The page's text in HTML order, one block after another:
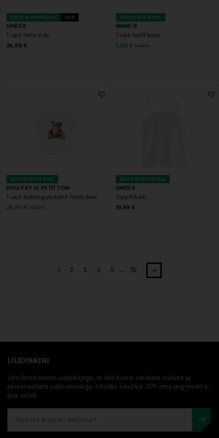
EELIS KUPONGIGA UUS
LINDEX
T-särk Hello Kitty
Original Price
24,99 €
SOODUSTUS 61%
NAME IT
T-särk NmfFentaz
Discounted Price
5,90 € Original Price
14,99 €
SOODUSTUS 40%
DOLLY BY LE PETIT TOM
T-särk Bubblegum And A Teddy Bear
Discounted Price
29,90 € Original Price
49,90 €
EELIS KUPONGIGA
LINDEX
Topp Pitsäär
Original Price
19,99 €
1 2 3 4 5 ... 15
UUDISKIRI
Liitu Stockmanni uudiskirjaga, et olla kursis värskete uudiste ja
personaalsete pakkumistega. Liitudes saad ka -10% oma järgmiselt e-
poe ostult.